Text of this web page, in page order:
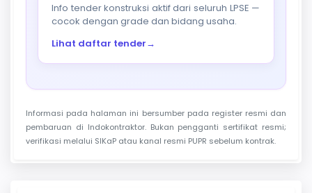
Info tender konstruksi aktif dari seluruh LPSE —
cocok dengan grade dan bidang usaha.
Lihat daftar tender→
Informasi pada halaman ini bersumber pada register resmi dan
pembaruan di Indokontraktor. Bukan pengganti sertifikat resmi;
verifikasi melalui SIKaP atau kanal resmi PUPR sebelum kontrak.